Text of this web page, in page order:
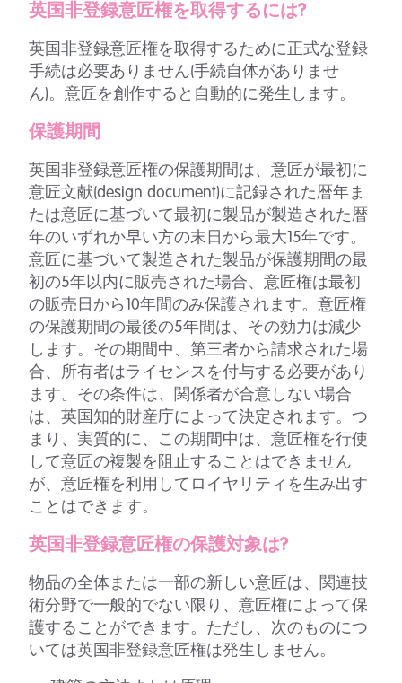
英国非登録意匠権を取得するには?
英国非登録意匠権を取得するために正式な登録
手続は必要ありません(手続自体がありませ
ん)。意匠を創作すると自動的に発生します。
保護期間
英国非登録意匠権の保護期間は、意匠が最初に
意匠文献(design document)に記録された暦年ま
たは意匠に基づいて最初に製品が製造された暦
年のいずれか早い方の末日から最大15年です。
意匠に基づいて製造された製品が保護期間の最
初の5年以内に販売された場合、意匠権は最初
の販売日から10年間のみ保護されます。意匠権
の保護期間の最後の5年間は、その効力は減少
します。その期間中、第三者から請求された場
合、所有者はライセンスを付与する必要があり
ます。その条件は、関係者が合意しない場合
は、英国知的財産庁によって決定されます。つ
まり、実質的に、この期間中は、意匠権を行使
して意匠の複製を阻止することはできません
が、意匠権を利用してロイヤリティを生み出す
ことはできます。
英国非登録意匠権の保護対象は?
物品の全体または一部の新しい意匠は、関連技
術分野で一般的でない限り、意匠権によって保
護することができます。ただし、次のものにつ
いては英国非登録意匠権は発生しません。